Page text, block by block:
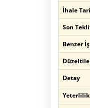
İhale
Son
Benzer
Detay
Yeterlilik